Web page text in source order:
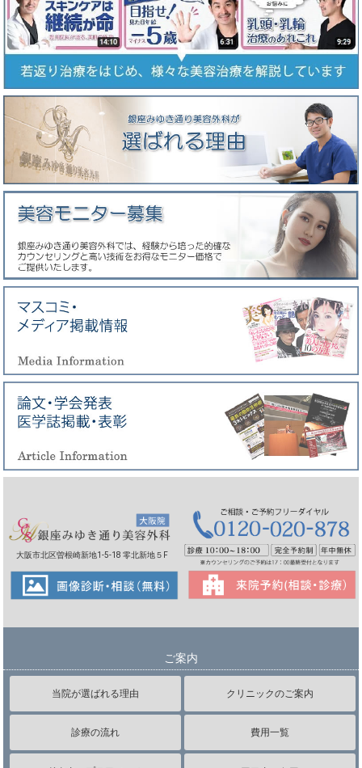
大阪市北区曽根崎新地1-5-18 零北新地５F
ご案内
当院が選ばれる理由 クリニックのご案内
診療の流れ 費用一覧